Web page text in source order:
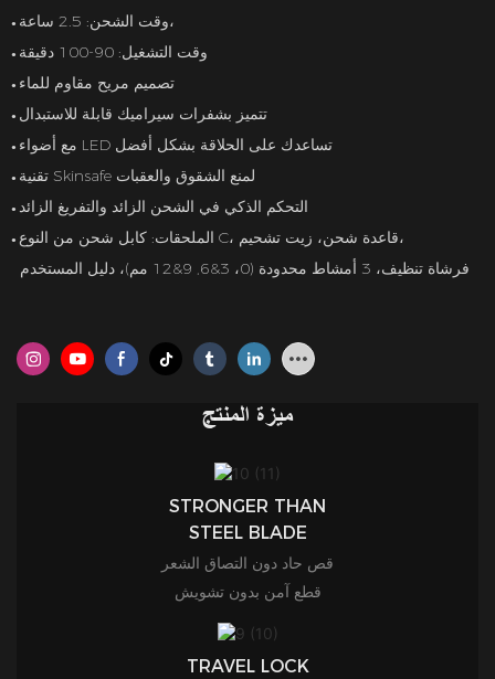
● وقت الشحن: 2.5 ساعة،
● وقت التشغيل: 90-100 دقيقة
● تصميم مريح مقاوم للماء
● تتميز بشفرات سيراميك قابلة للاستبدال
● مع أضواء LED تساعدك على الحلاقة بشكل أفضل
● تقنية Skinsafe لمنع الشقوق والعقبات
● التحكم الذكي في الشحن الزائد والتفريغ الزائد
●
الملحقات: كابل شحن من النوع C، قاعدة شحن، زيت تشحيم،
فرشاة تنظيف، 3 أمشاط محدودة (0، 3&6, 9&12 مم)، دليل المستخدم
ميزة المنتج
STRONGER THAN
STEEL BLADE
قص حاد دون التصاق الشعر
قطع آمن بدون تشويش
TRAVEL LOCK